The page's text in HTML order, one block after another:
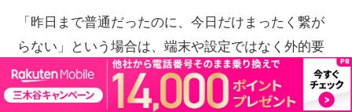
「昨日まで普通だったのに、今日だけまったく繋が
らない」という場合は、端末や設定ではなく外的要
因が原因のことがあります。